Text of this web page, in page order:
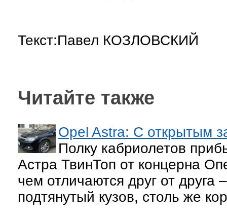
Текст:Павел КОЗЛОВСКИЙ
Читайте также
Opel Astra: С открытым
Полку кабриолетов
Астра ТвинТоп от концерна
чем отличаются друг от друга
подтянутый кузов, столь же